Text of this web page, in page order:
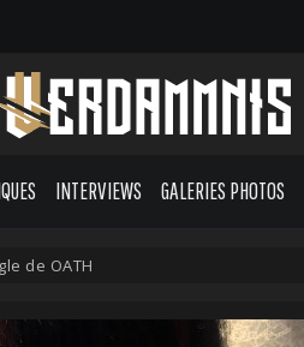
INTERVIEWS GALERIES PHOTOS
de OATH